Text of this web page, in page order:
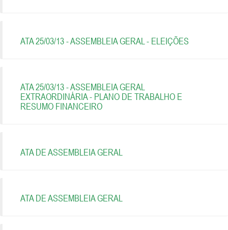
ATA 25/03/13 - ASSEMBLEIA GERAL - ELEIÇÕES
ATA 25/03/13 - ASSEMBLEIA GERAL
EXTRAORDINÁRIA - PLANO DE TRABALHO E
RESUMO FINANCEIRO
ATA DE ASSEMBLEIA GERAL
ATA DE ASSEMBLEIA GERAL